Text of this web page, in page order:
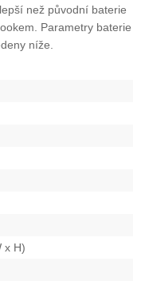
než původní baterie
Parametry baterie
níže.
x H)